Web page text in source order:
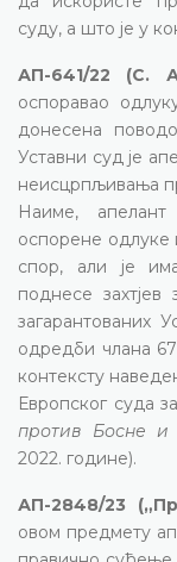
суду, а што је у
АП-641/22 (С.
оспоравао
донесена
Уставни суд је
неисцрпљивања
Наиме,
оспорене одлуке
спор, али је
поднесе
загарантованих
одредби члана
контексту
Европског суда
против Босне и
2022. године).
АП-2848/23
овом предмету